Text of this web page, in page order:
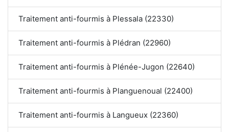
Traitement anti-fourmis à Plessala (22330)
Traitement anti-fourmis à Plédran (22960)
Traitement anti-fourmis à Plénée-Jugon (22640)
Traitement anti-fourmis à Planguenoual (22400)
Traitement anti-fourmis à Langueux (22360)